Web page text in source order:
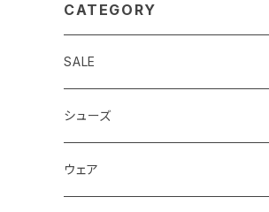
CATEGORY
SALE
シューズ
ロード
ウェア